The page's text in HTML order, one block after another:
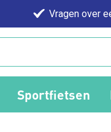
Vragen over
Sportfietsen